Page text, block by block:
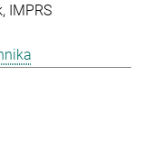
IMPRS